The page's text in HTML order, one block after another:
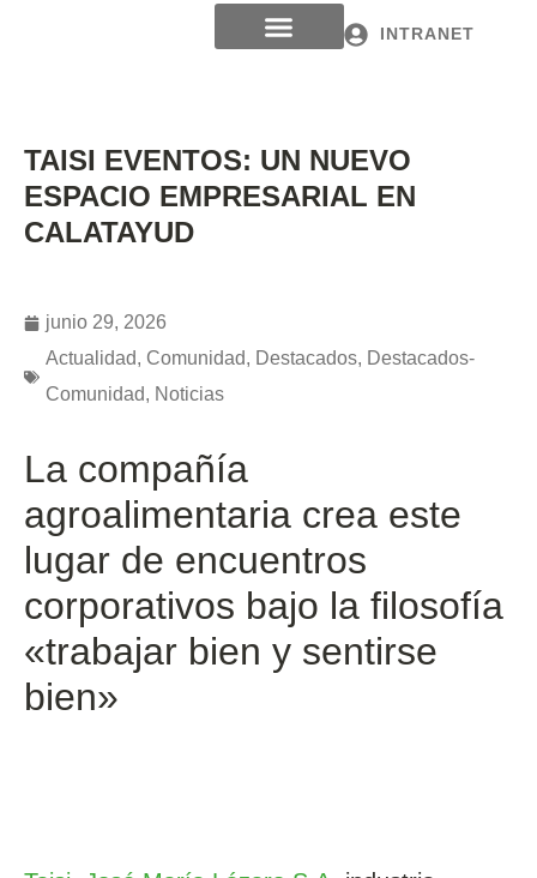
INTRANET
TAISI EVENTOS: UN NUEVO
ESPACIO EMPRESARIAL EN
CALATAYUD
junio 29, 2026
Actualidad, Comunidad, Destacados, Destacados-
Comunidad, Noticias
La compañía
agroalimentaria crea este
lugar de encuentros
corporativos bajo la filosofía
«trabajar bien y sentirse
bien»